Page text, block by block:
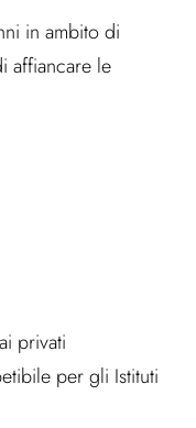
in ambito di
affiancare le
privati
per gli Istituti